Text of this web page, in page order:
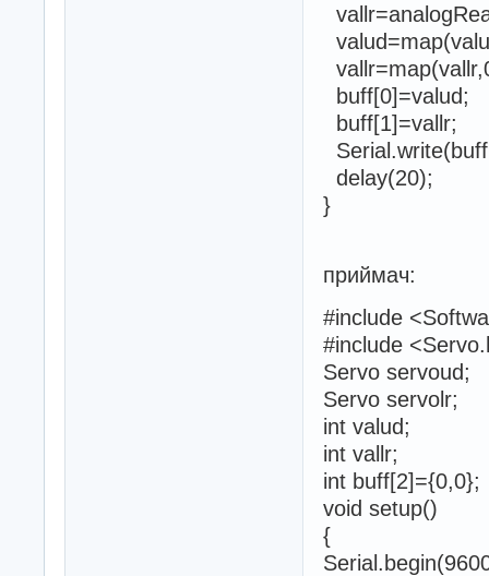
buff[0]=valud;
buff[1]=vallr;
delay(20);
}
приймач:
#include
#include
Servo servoud;
Servo servolr;
int valud;
int vallr;
int buff[2]={0,0};
void setup()
{